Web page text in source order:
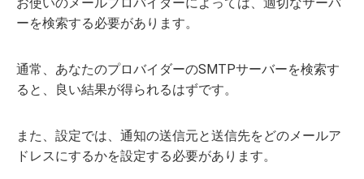
ーを検索する必要があります。
通常、あなたのプロバイダーのSMTPサーバーを検索す
ると、良い結果が得られるはずです。
また、設定では、通知の送信元と送信先をどのメールア
ドレスにするかを設定する必要があります。